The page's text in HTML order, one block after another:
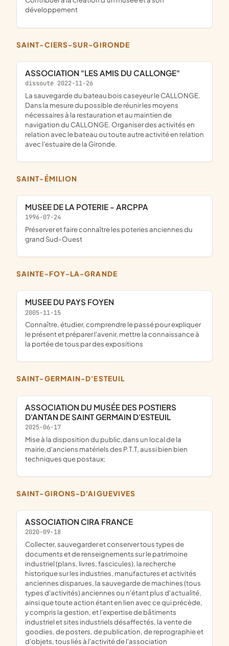
développement
SAINT-CIERS-SUR-GIRONDE
ASSOCIATION "LES AMIS DU CALLONGE"
dissoute 2022-11-26
la sauvegarde du bateau bois caseyeur le CALLONGE.
Dans la mesure du possible de réunir les moyens
nécessaires à la restauration et au maintien de
navigation du CALLONGE. Organiser des activités en
relation avec le bateau ou toute autre activité en relation
avec l'estuaire de la Gironde.
SAINT-ÉMILION
MUSEE DE LA POTERIE - ARCPPA
1996-07-24
Préserver et faire connaître les poteries anciennes du
grand Sud-Ouest
SAINTE-FOY-LA-GRANDE
MUSEE DU PAYS FOYEN
2005-11-15
connaître, étudier, comprendre le passé pour expliquer
le présent et préparer l'avenir, mettre la connaissance à
la portée de tous par des expositions
SAINT-GERMAIN-D'ESTEUIL
ASSOCIATION DU MUSÉE DES POSTIERS
D'ANTAN DE SAINT GERMAIN D'ESTEUIL
2025-06-17
mise à la disposition du public,dans un local de la
mairie,d'anciens matériels des P.T.T, aussi bien bien
techniques que postaux;
SAINT-GIRONS-D'AIGUEVIVES
ASSOCIATION CIRA FRANCE
2020-09-18
Collecter, sauvegarder et conserver tous types de
documents et de renseignements sur le patrimoine
industriel (plans, livres, fascicules), la recherche
historique sur les industries, manufactures et activités
anciennes disparues, la sauvegarde de machines (tous
types d'activités) anciennes ou n'étant plus d'actualité,
ainsi que toute action étant en lien avec ce qui précède,
y compris la gestion, et l'expertise de bâtiments
industriel et sites industriels désaffectés, la vente de
goodies, de posters, de publication, de reprographie et
d'objets, tous liés à l'activité de l'association